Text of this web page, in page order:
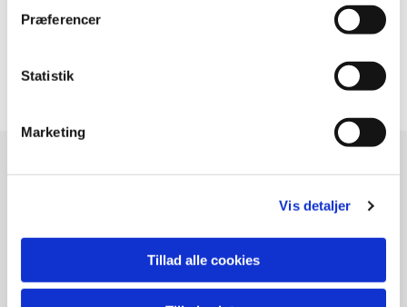
Præferencer
Statistik
Marketing
Vis detaljer
Tillad alle cookies